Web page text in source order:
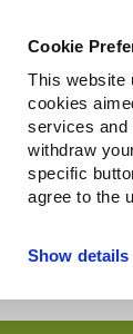
Cookie
This website
cookies
services and
withdraw
specific
agree to the
Show details
region to see